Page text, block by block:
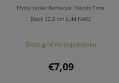
Plytký tanier Barbecue Friends Time
Black 32,8 cm LUMINARC
Dostupné na objednávku
€7,09